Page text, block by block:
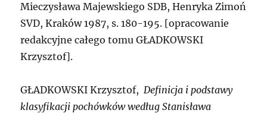
Mieczysława Majewskiego SDB, Henryka Zimoń
SVD, Kraków 1987, s. 180-195. [opracowanie
redakcyjne całego tomuGŁADKOWSKI
Krzysztof].
GŁADKOWSKI Krzysztof, Definicja i podstawy
klasyfikacji pochówków według Stanisława